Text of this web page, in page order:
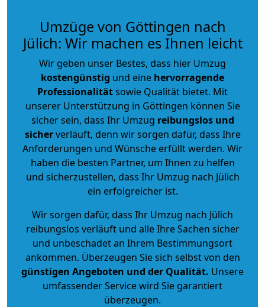
Umzüge von Göttingen nach
Jülich: Wir machen es Ihnen leicht
Wir geben unser Bestes, dass hier Umzug
kostengünstig und eine hervorragende
Professionalitätsowie Qualität bietet. Mit
unserer Unterstützung in Göttingen können Sie
sicher sein, dass Ihr Umzug reibungslos und
sicherverläuft, denn wir sorgen dafür, dass Ihre
Anforderungen und Wünsche erfüllt werden. Wir
haben die besten Partner, um Ihnen zu helfen
und sicherzustellen, dass Ihr Umzug nach Jülich
ein erfolgreicher ist.
Wir sorgen dafür, dass Ihr Umzug nach Jülich
reibungslos verläuft und alle Ihre Sachen sicher
und unbeschadet an Ihrem Bestimmungsort
ankommen. Überzeugen Sie sich selbst von den
günstigen Angeboten und der Qualität. Unsere
umfassender Service wird Sie garantiert
überzeugen.